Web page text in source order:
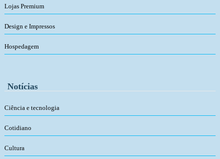
Lojas Premium
Design e Impressos
Hospedagem
Notícias
Ciência e tecnologia
Cotidiano
Cultura